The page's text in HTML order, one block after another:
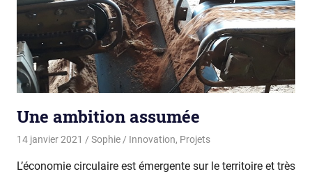
Une ambition assumée
14 janvier 2021 Sophie Innovation, Projets
L’économie circulaire est émergente sur le territoire et très